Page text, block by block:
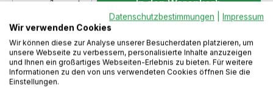
In den Warenkorb
Produktnummer: N1106088
Beschreibung
Datenschutzbestimmungen
Impressum
Wir verwenden Cookies
Wir können diese zur Analyse unserer Besucherdaten platzieren, um
unsere Webseite zu verbessern, personalisierte Inhalte anzuzeigen
und Ihnen ein großartiges Webseiten-Erlebnis zu bieten. Für weitere
Informationen zu den von uns verwendeten Cookies öffnen Sie die
Einstellungen.